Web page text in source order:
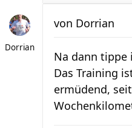
Dorrian
von Dorrian
Na dann tippe
Das Training
ermüdend,